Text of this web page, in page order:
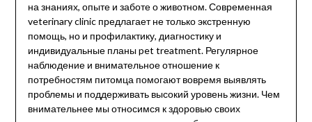
на знаниях, опыте и заботе о животном. Современная
veterinary clinic предлагает не только экстренную
помощь, но и профилактику, диагностику и
индивидуальные планы pet treatment. Регулярное
наблюдение и внимательное отношение к
потребностям питомца помогают вовремя выявлять
проблемы и поддерживать высокий уровень жизни. Чем
внимательнее мы относимся к здоровью своих